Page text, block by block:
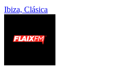
Ibiza, Clásica